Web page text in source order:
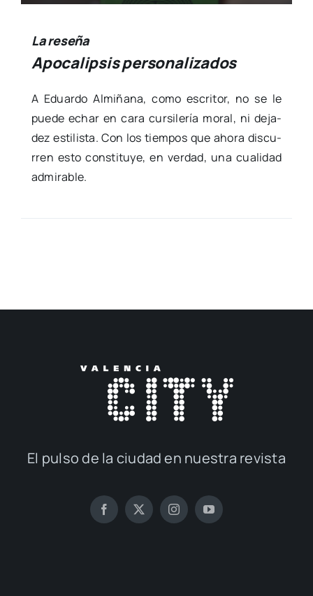
La reseña
Apocalipsis personalizados
A Eduar­do Almi­ña­na, como escri­tor, no se le
pue­de echar en cara cur­si­le­ría moral, ni deja­
dez esti­lis­ta. Con los tiem­pos que aho­ra dis­cu­
rren esto cons­ti­tu­ye, en ver­dad, una cua­li­dad
admi­ra­ble.
El pul­so de la ciu­dad en nues­tra revis­ta